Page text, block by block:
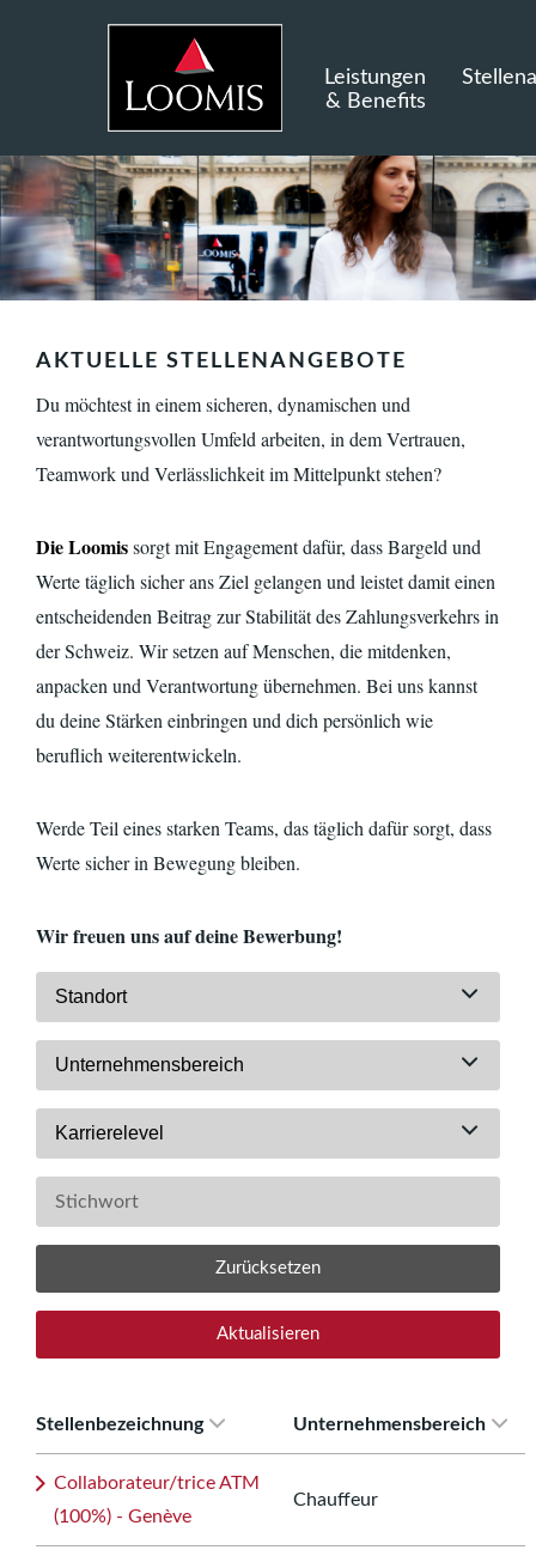
Leistungen
& Benefits
AKTUELLE STELLENANGEBOTE
Du möchtest in einem sicheren, dynamischen und
verantwortungsvollen Umfeld arbeiten, in dem Vertrauen,
Teamwork und Verlässlichkeit im Mittelpunkt stehen?
Die Loomissorgt mit Engagement dafür, dass Bargeld und
Werte täglich sicher ans Ziel gelangen und leistet damit einen
entscheidenden Beitrag zur Stabilität des Zahlungsverkehrs in
der Schweiz. Wir setzen auf Menschen, die mitdenken,
anpacken und Verantwortung übernehmen. Bei uns kannst
du deine Stärken einbringen und dich persönlich wie
beruflichweiterentwickeln.
Werde Teil eines starken Teams, das täglich dafür sorgt, dass
Werte sicher in Bewegung bleiben.
Wir freuen uns auf deine Bewerbung!
Standort
Unternehmensbereich
Karrierelevel
Zurücksetzen
Aktualisieren
Stellenbezeichnung Unternehmensbereich
Collaborateur/trice ATM
(100%) - Genève
Chauffeur